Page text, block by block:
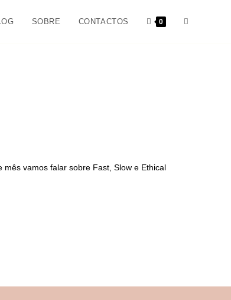
SOBRE CONTACTOS 0
vamos falar sobre Fast, Slow e Ethical